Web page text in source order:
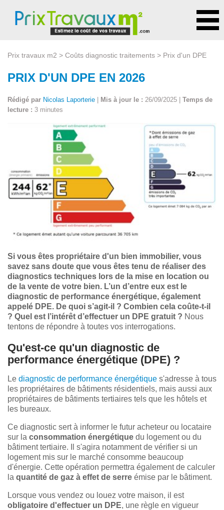
Prix travaux m2 > Coûts diagnostic traitements > Prix d'un DPE
PRIX D'UN DPE EN 2026
Rédigé par Nicolas Laporterie Mis à jour le : 26/09/2025 | Temps de
lecture : 3 minutes
Si vous êtes propriétaire d'un bien immobilier, vous
savez sans doute que vous êtes tenu de réaliser des
diagnostics techniques lors de la mise en location ou
de la vente de votre bien. L’un d’entre eux est le
diagnostic de performance énergétique, également
appelé DPE. De quoi s’agit-il ? Combien cela coûte-t-il
? Quel est l’intérêt d’effectuer un DPE gratuit ? Nous
tentons de répondre à toutes vos interrogations.
Qu'est-ce qu'un diagnostic de
performance énergétique (DPE) ?
Le diagnostic de performance énergétique s'adresse à tous
les propriétaires de bâtiments résidentiels, mais aussi aux
propriétaires de bâtiments tertiaires tels que les hôtels et
les bureaux.
Ce diagnostic sert à informer le futur acheteur ou locataire
sur la consommation énergétique du logement ou du
bâtiment tertiaire. Il s'agira notamment de vérifier si un
logement mis sur le marché consomme beaucoup
d'énergie. Cette opération permettra également de calculer
la quantité de gaz à effet de serre émise par le bâtiment.
Lorsque vous vendez ou louez votre maison, il est
obligatoire d'effectuer un DPE, une règle en vigueur